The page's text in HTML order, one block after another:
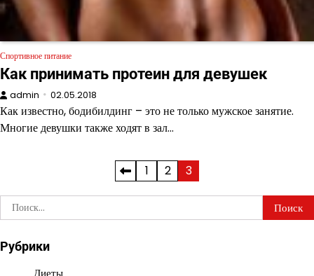
Спортивное питание
Как принимать протеин для девушек
admin 02.05.2018
Как известно, бодибилдинг – это не только мужское занятие.
Многие девушки также ходят в зал…
записей
1 2
3
Найти:
Рубрики
Диеты